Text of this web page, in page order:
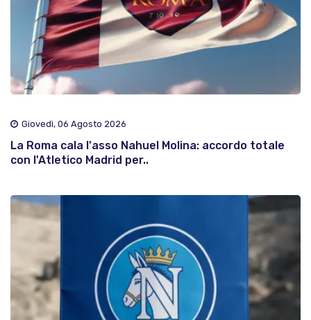
Giovedì, 06 Agosto 2026
La Roma cala l'asso Nahuel Molina: accordo totale
con l'Atletico Madrid per..